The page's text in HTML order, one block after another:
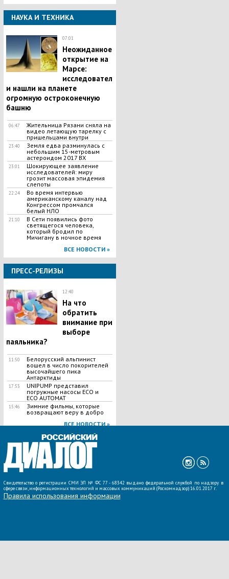
НАУКА И ТЕХНИКА
07:01
Неожиданное
открытие на
Марсе:
исследовател
и нашли на планете
огромную остроконечную
башню
06:47
Жительница Рязани сняла на
видео летающую тарелку с
пришельцами внутри
23:40
Земля едва разминулась с
небольшим 15-метровым
астероидом 2017 BX
23:01
Шокирующее заявление
исследователей: миру
грозит массовая эпидемия
слепоты
22:24
Во время интервью
американскому каналу над
Конгрессом промчался
белый НЛО
21:10
В Сети появились фото
светящегося человека,
который бродил по
Мичигану в ночное время
ВСЕ НОВОСТИ »
ПРЕСС-РЕЛИЗЫ
12:40
На что
обратить
внимание при
выборе
паяльника?
11:50
Белорусский альпинист
вошел в число покорителей
высочайшего пика
Антарктиды
17:53
UNIPUMP представил
погружные насосы ECO и
ECO AUTOMAT
15:46
Зимние фильмы, которые
возвращают веру в добро
ВСЕ НОВОСТИ »
Свидетельство о регистрации СМИ ЭЛ № ФС 77 - 68342 выдано федеральной службой по надзору в
сфере связи, информационных технологий и массовых коммуникаций (Роскомнадзор) 16.01.2017 г.
Правила использования информации